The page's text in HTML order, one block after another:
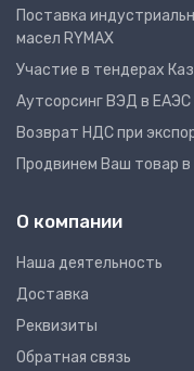
Поставка
масел RYMAX
Участие в тендерах
Аутсорсинг ВЭД в ЕАЭС
Возврат НДС при
Продвинем Ваш товар
О компании
Наша деятельность
Доставка
Реквизиты
Обратная связь